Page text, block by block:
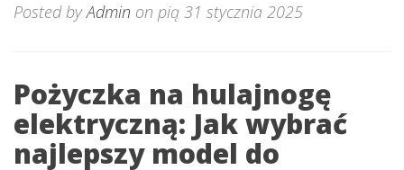
Posted byAdmin on pią 31 stycznia 2025
Pożyczka na hulajnogę
elektryczną: Jak wybrać
najlepszy model do